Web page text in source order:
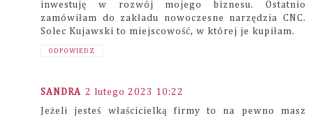
inwestuję w rozwój mojego biznesu. Ostatnio
zamówiłam do zakładu nowoczesne narzędzia CNC.
Solec Kujawski to miejscowość, w której je kupiłam.
ODPOWIEDZ
SANDRA 2 lutego 2023 10:22
Jeżeli jesteś właścicielką firmy to na pewno masz